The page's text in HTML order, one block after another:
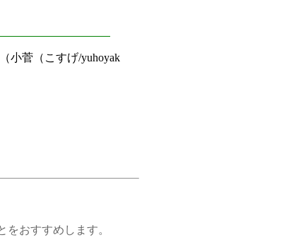
小菅（こすげ/yuhoyak
おすすめします。